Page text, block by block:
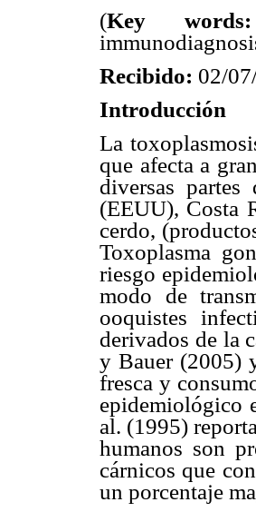
(Key words:
Recibido: 02/
Introducción
La
que afecta a
diversas
(EEUU), Costa
cerdo,
Toxoplasma
riesgo
modo de
ooquistes
derivados de la
y Bauer (2005)
fresca y
epidemiológico
al. (1995)
humanos son
cárnicos que
un porcentaje